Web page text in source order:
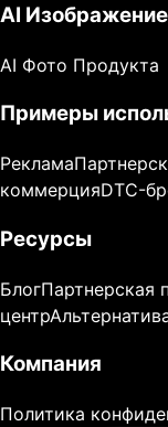
AI Изображение
AI Фото Продукта
Примеры
Реклама
коммерцияDTC-
Ресурсы
БлогПартнерская
центр
Компания
Политика